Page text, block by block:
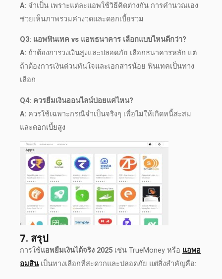
A: จำเป็น เพราะแต่ละแอพใช้วิธีคิดต่างกัน การคำนวณเอง
ช่วยเห็นภาพรวมค่างวดและดอกเบี้ยรวม
Q3: แอพฟินเทค vs แอพธนาคาร เลือกแบบไหนดีกว่า?
A: ถ้าต้องการวงเงินสูงและปลอดภัย เลือกธนาคารหลัก แต่
ถ้าต้องการเงินด่วนทันใจและเอกสารน้อย ฟินเทคเป็นทาง
เลือก
Q4: ควรยืมเงินออนไลน์บ่อยแค่ไหน?
A: ควรใช้เฉพาะกรณีจำเป็นจริงๆ เพื่อไม่ให้เกิดหนี้สะสม
และดอกเบี้ยสูง
7. สรุป
การใช้แอพยืมเงินได้จริง 2025 เช่น TrueMoney หรือ แอพอ
อมสินเป็นทางเลือกที่สะดวกและปลอดภัย แต่สิ่งสำคัญคือ: